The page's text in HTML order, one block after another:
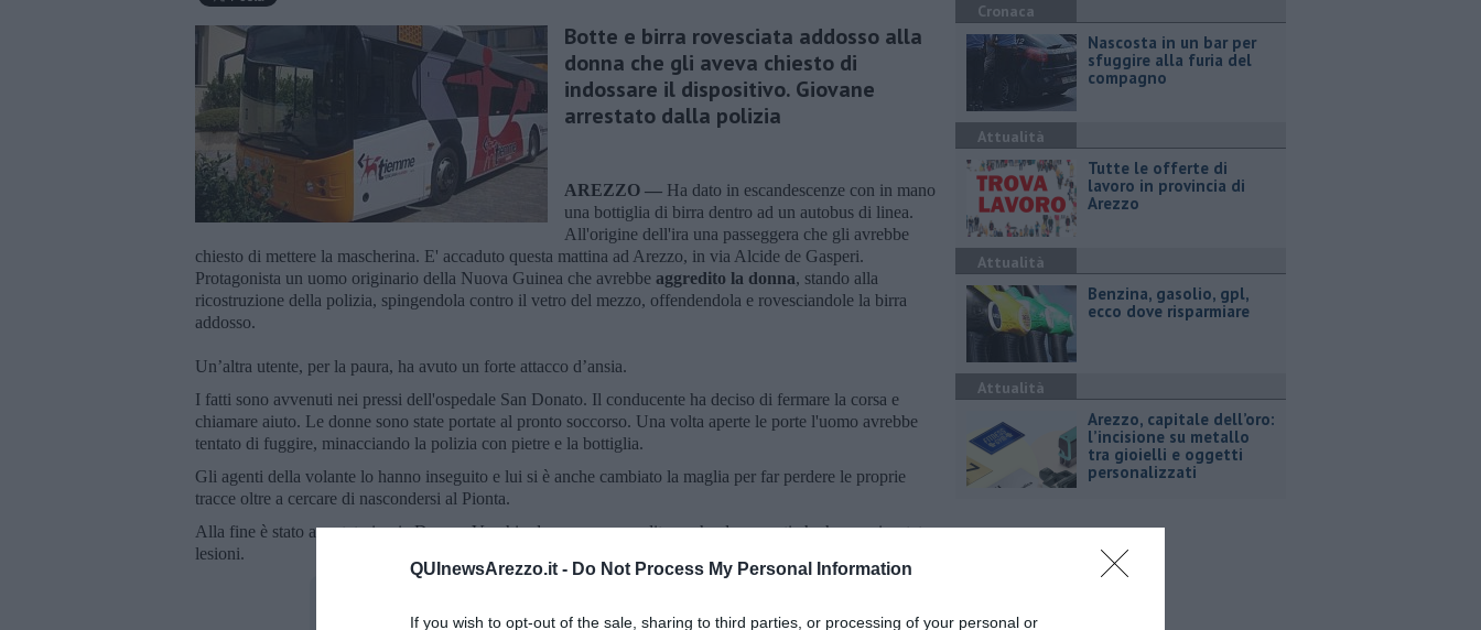
QUInewsArezzo.it - Do Not Process My Personal Information
If you wish to opt-out of the sale, sharing to third parties, or processing of your personal or
Botte e birra rovesciata addosso alla
donna che gli aveva chiesto di
indossare il dispositivo. Giovane
arrestato dalla polizia
AREZZO — Ha dato in escandescenze con in mano
una bottiglia di birra dentro ad un autobus di linea.
All'origine dell'ira una passeggera che gli avrebbe
chiesto di mettere la mascherina. E' accaduto questa mattina ad Arezzo, in via Alcide de Gasperi.
Protagonista un uomo originario della Nuova Guinea che avrebbe aggredito la donna, stando alla
ricostruzione della polizia, spingendola contro il vetro del mezzo, offendendola e rovesciandole la birra
addosso.
Un’altra utente, per la paura, ha avuto un forte attacco d’ansia.
I fatti sono avvenuti nei pressi dell'ospedale San Donato. Il conducente ha deciso di fermare la corsa e
chiamare aiuto. Le donne sono state portate al pronto soccorso. Una volta aperte le porte l'uomo avrebbe
tentato di fuggire, minacciando la polizia con pietre e la bottiglia.
Gli agenti della volante lo hanno inseguito e lui si è anche cambiato la maglia per far perdere le proprie
tracce oltre a cercare di nascondersi al Pionta.
Alla fine è stato arrestato in via Duomo Vecchio dopo aver aggredito anche due agenti che hanno riportato
lesioni.
Cronaca
Nascosta in un bar per
sfuggire alla furia del
compagno
Attualità
​Tutte le offerte di
lavoro in provincia di
Arezzo
Attualità
​Benzina, gasolio, gpl,
ecco dove risparmiare
Attualità
Arezzo, capitale dell’oro:
l’incisione su metallo
tra gioielli e oggetti
personalizzati